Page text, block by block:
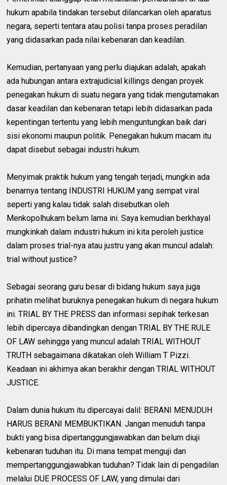
hukum apabila tindakan tersebut dilancarkan oleh aparatus
negara, seperti tentara atau polisi tanpa proses peradilan
yang didasarkan pada nilai kebenaran dan keadilan.
Kemudian, pertanyaan yang perlu diajukan adalah, apakah
ada hubungan antara extrajudicial killings dengan proyek
penegakan hukum di suatu negara yang tidak mengutamakan
dasar keadilan dan kebenaran tetapi lebih didasarkan pada
kepentingan tertentu yang lebih menguntungkan baik dari
sisi ekonomi maupun politik. Penegakan hukum macam itu
dapat disebut sebagai industri hukum.
Menyimak praktik hukum yang tengah terjadi, mungkin ada
benarnya tentang INDUSTRI HUKUM yang sempat viral
seperti yang kalau tidak salah disebutkan oleh
Menkopolhukam belum lama ini. Saya kemudian berkhayal
mungkinkah dalam industri hukum ini kita peroleh justice
dalam proses trial-nya atau justru yang akan muncul adalah:
trial without justice?
Sebagai seorang guru besar di bidang hukum saya juga
prihatin melihat buruknya penegakan hukum di negara hukum
ini. TRIAL BY THE PRESS dan informasi sepihak terkesan
lebih dipercaya dibandingkan dengan TRIAL BY THE RULE
OF LAW sehingga yang muncul adalah TRIAL WITHOUT
TRUTH sebagaimana dikatakan oleh William T Pizzi.
Keadaan ini akhirnya akan berakhir dengan TRIAL WITHOUT
JUSTICE.
Dalam dunia hukum itu dipercayai dalil: BERANI MENUDUH
HARUS BERANI MEMBUKTIKAN. Jangan menuduh tanpa
bukti yang bisa dipertanggungjawabkan dan belum diuji
kebenaran tuduhan itu. Di mana tempat menguji dan
mempertanggungjawabkan tuduhan? Tidak lain di pengadilan
melalui DUE PROCESS OF LAW, yang dimulai dari